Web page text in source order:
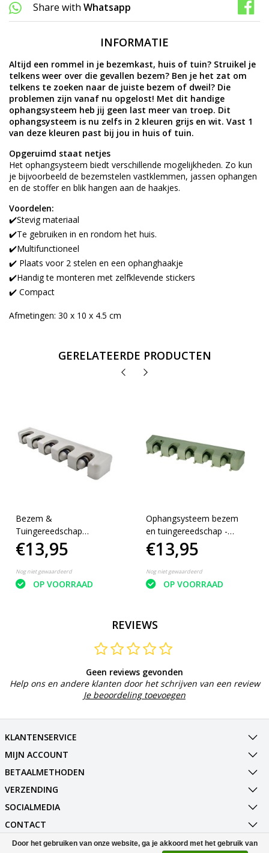
Share with Whatsapp
INFORMATIE
Altijd een rommel in je bezemkast, huis of tuin? Struikel je
telkens weer over die gevallen bezem? Ben je het zat om
telkens te zoeken naar de juiste bezem of dweil? Die
problemen zijn vanaf nu opgelost! Met dit handige
ophangsysteem heb jij geen last meer van troep. Dit
ophangsysteem is nu zelfs in 2 kleuren grijs en wit. Vast 1
van deze kleuren past bij jou in huis of tuin.
Opgeruimd staat netjes
Het ophangsysteem biedt verschillende mogelijkheden. Zo kun
je bijvoorbeeld de bezemstelen vastklemmen, jassen ophangen
en de stoffer en blik hangen aan de haakjes.
Voordelen:
✔️Stevig materiaal
✔️Te gebruiken in en rondom het huis.
✔️Multifunctioneel
✔️ Plaats voor 2 stelen en een ophanghaakje
✔️Handig te monteren met zelfklevende stickers
✔️ Compact
Afmetingen: 30 x 10 x 4.5 cm
GERELATEERDE PRODUCTEN
Bezem &
Tuingereedschap
Ophangsysteem -
Wandhouder Tuin
Gereedschapshouder -
Tuingereedschapshouder
€13,95
Nog niet gewaardeerd
OP VOORRAAD
Ophangsysteem bezem
en tuingereedschap -
Bezemhouder voor 5
stelen - Wandhouder -
Gereedschapshouder
€13,95
Nog niet gewaardeerd
OP VOORRAAD
REVIEWS
Geen reviews gevonden
Help ons en andere klanten door het schrijven van een review
Je beoordeling toevoegen
KLANTENSERVICE
MIJN ACCOUNT
BETAALMETHODEN
VERZENDING
SOCIALMEDIA
CONTACT
Door het gebruiken van onze website, ga je akkoord met het gebruik van